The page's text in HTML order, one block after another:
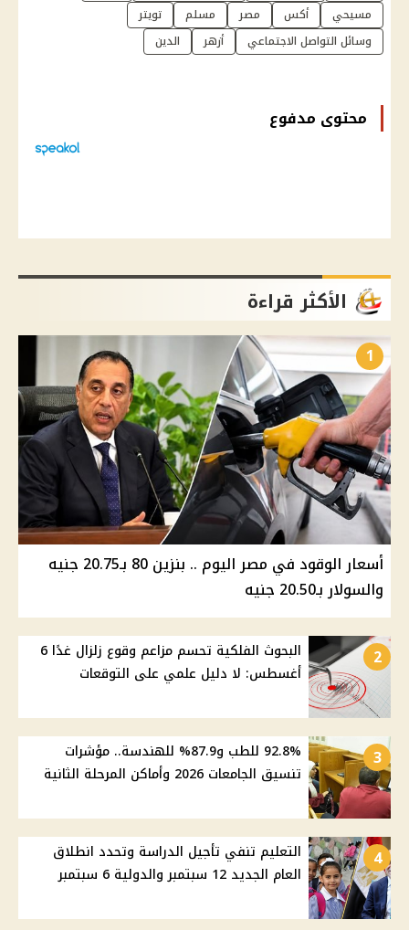
مسيحي
أكس مصر مسلم
تويتر
وسائل التواصل الاجتماعي
أزهر الدين
محتوى مدفوع
الأكثر قراءة
1
أسعار الوقود في مصر اليوم .. بنزين 80 بـ20.75 جنيه
والسولار بـ20.50 جنيه
2
البحوث الفلكية تحسم مزاعم وقوع زلزال غدًا 6
أغسطس: لا دليل علمي على التوقعات
3
92.8% للطب و87.9% للهندسة.. مؤشرات
تنسيق الجامعات 2026 وأماكن المرحلة الثانية
4
التعليم تنفي تأجيل الدراسة وتحدد انطلاق
العام الجديد 12 سبتمبر والدولية 6 سبتمبر